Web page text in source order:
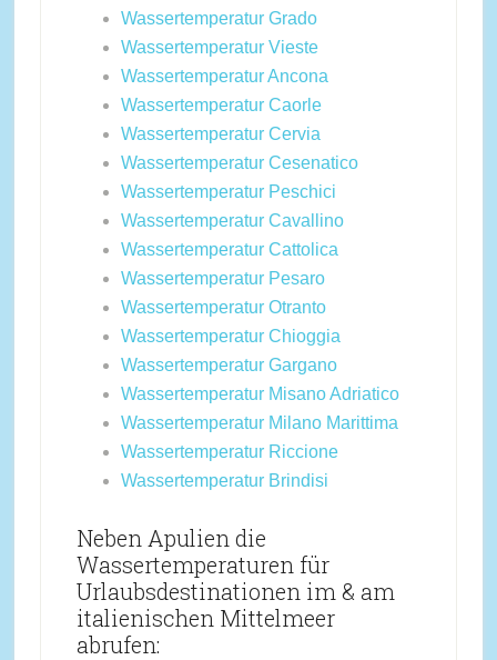
Wassertemperatur Grado
Wassertemperatur Vieste
Wassertemperatur Ancona
Wassertemperatur Caorle
Wassertemperatur Cervia
Wassertemperatur Cesenatico
Wassertemperatur Peschici
Wassertemperatur Cavallino
Wassertemperatur Cattolica
Wassertemperatur Pesaro
Wassertemperatur Otranto
Wassertemperatur Chioggia
Wassertemperatur Gargano
Wassertemperatur Misano Adriatico
Wassertemperatur Milano Marittima
Wassertemperatur Riccione
Wassertemperatur Brindisi
Neben Apulien die
Wassertemperaturen für
Urlaubsdestinationen im & am
italienischen Mittelmeer
abrufen: